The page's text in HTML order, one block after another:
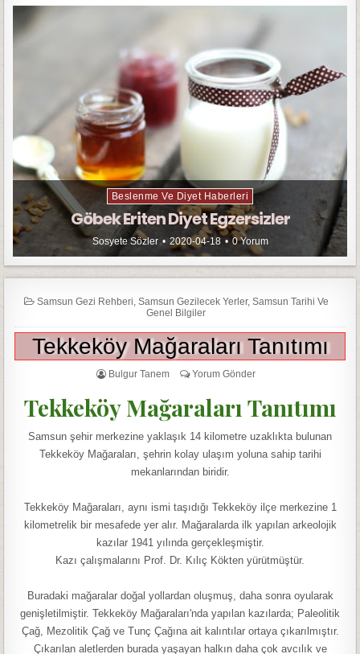
Beslenme Ve Diyet Haberleri
Göbek Eriten Diyet Egzersizler
Sosyete Sözler 2020-04-18 0 Yorum
Samsun Gezi Rehberi Samsun Gezilecek Yerler, Samsun Tarihi Ve
Genel Bilgiler
Tekkeköy Mağaraları Tanıtımı
Bulgur Tanem Yorum Gönder
Tekkeköy Mağaraları Tanıtımı
Samsun şehir merkezine yaklaşık 14 kilometre uzaklıkta bulunan
Tekkeköy Mağaraları, şehrin kolay ulaşım yoluna sahip tarihi
mekanlarından biridir.
Tekkeköy Mağaraları, aynı ismi taşıdığı Tekkeköy ilçe merkezine 1
kilometrelik bir mesafede yer alır. Mağaralarda ilk yapılan arkeolojik
kazılar 1941 yılında gerçekleşmiştir.
Kazı çalışmalarını Prof. Dr. Kılıç Kökten yürütmüştür.
Buradaki mağaralar doğal yollardan oluşmuş, daha sonra oyularak
genişletilmiştir. Tekkeköy Mağaraları'nda yapılan kazılarda; Paleolitik
Çağ, Mezolitik Çağ ve Tunç Çağına ait kalıntılar ortaya çıkarılmıştır.
Çıkarılan aletlerden burada yaşayan halkın daha çok avcılık ve